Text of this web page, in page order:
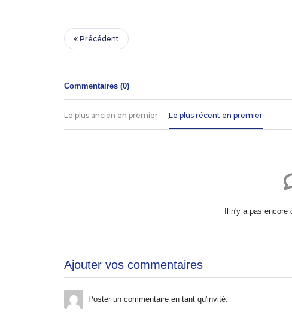
Précédent
Commentaires (0)
Le plus ancien en premier Le plus récent en premier
Il n'y a pas
Ajouter vos commentaires
Poster un commentaire en tant qu'invité.